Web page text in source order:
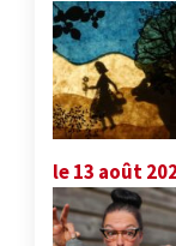
le 13 août